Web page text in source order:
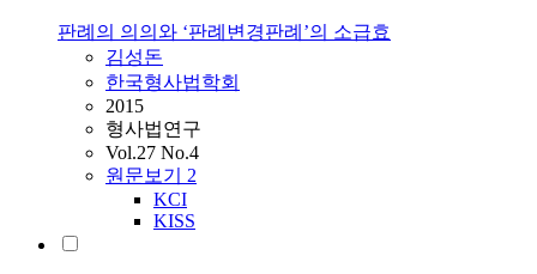
판례의 의의와 ‘판례변경판례’의 소급효
김성돈
한국형사법학회
2015
형사법연구
Vol.27 No.4
원문보기 2
KCI
KISS